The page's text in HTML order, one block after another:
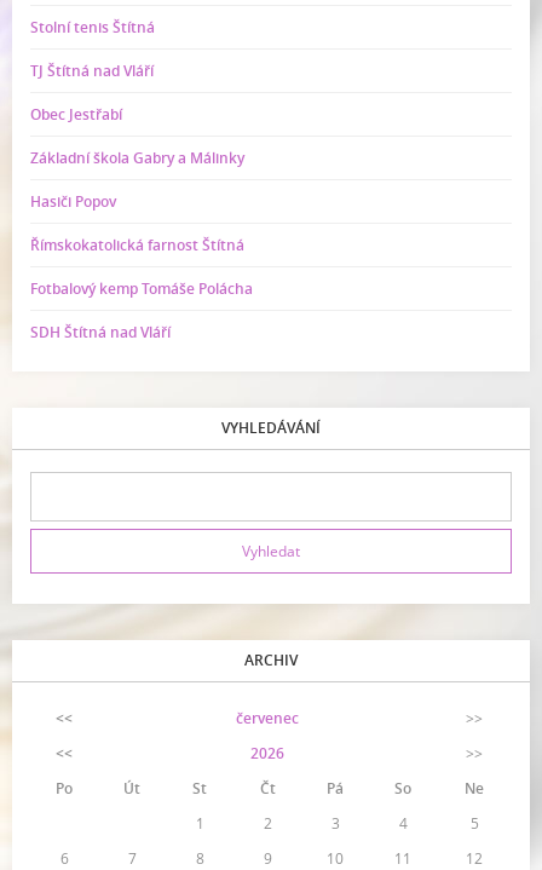
Stolní tenis Štítná
TJ Štítná nad Vláří
Obec Jestřabí
Základní škola Gabry a Málinky
Hasiči Popov
Římskokatolická farnost Štítná
Fotbalový kemp Tomáše Polácha
SDH Štítná nad Vláří
VYHLEDÁVÁNÍ
ARCHIV
<< červenec
>>
<<
2026
>>
Po
Út St Čt Pá So
Ne
1
2 3 4
5
6
7 8 9 10 11
12